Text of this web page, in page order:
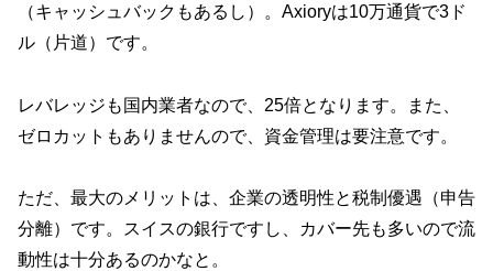
（キャッシュバックもあるし）。Axioryは10万通貨で3ド
ル（片道）です。
レバレッジも国内業者なので、25倍となります。また、
ゼロカットもありませんので、資金管理は要注意です。
ただ、最大のメリットは、企業の透明性と税制優遇（申告
分離）です。スイスの銀行ですし、カバー先も多いので流
動性は十分あるのかなと。